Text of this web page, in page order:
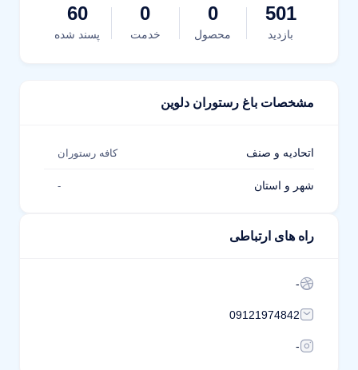
501
بازدید
0
محصول
0
خدمت
60
پسند شده
مشخصات باغ رستوران دلوین
اتحادیه و صنف کافه رستوران
شهر و استان -
راه های ارتباطی
-
09121974842
-